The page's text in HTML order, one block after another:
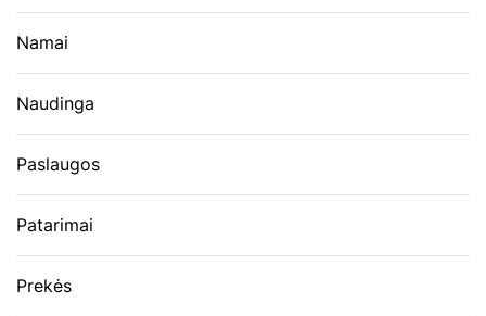
Namai
Naudinga
Paslaugos
Patarimai
Prekės